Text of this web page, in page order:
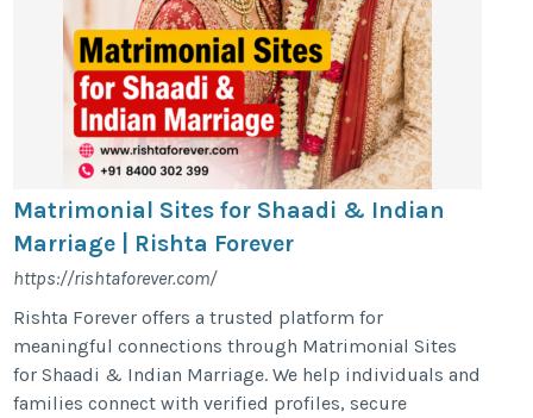
Matrimonial Sites for Shaadi & Indian
Marriage | Rishta Forever
https://rishtaforever.com/
Rishta Forever offers a trusted platform for
meaningful connections through Matrimonial Sites
for Shaadi & Indian Marriage. We help individuals and
families connect with verified profiles, secure